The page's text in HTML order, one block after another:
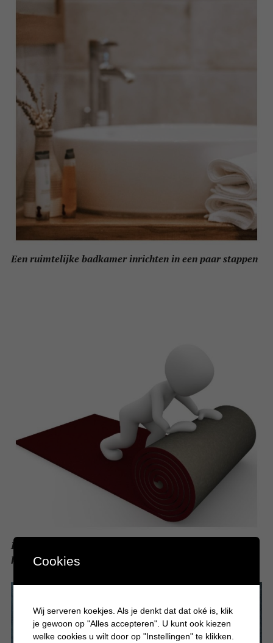
Een ruimtelijke badkamer inrichten in een paar stappen
De trap laten bekleden? 10 Redenen om voor tapijt te
kiezenCookies
Wij serveren koekjes. Als je denkt dat dat oké is, klik
je gewoon op "Alles accepteren". U kunt ook kiezen
welke cookies u wilt door op "Instellingen" te klikken.